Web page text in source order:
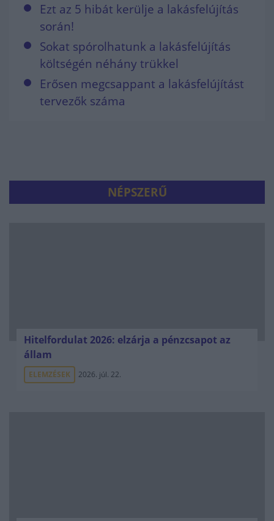
Ezt az 5 hibát kerülje a lakásfelújítás
során!
Sokat spórolhatunk a lakásfelújítás
költségén néhány trükkel
Erősen megcsappant a lakásfelújítást
tervezők száma
NÉPSZERŰ
Hitelfordulat 2026: elzárja a pénzcsapot az
állam
ELEMZÉSEK 2026. júl. 22.